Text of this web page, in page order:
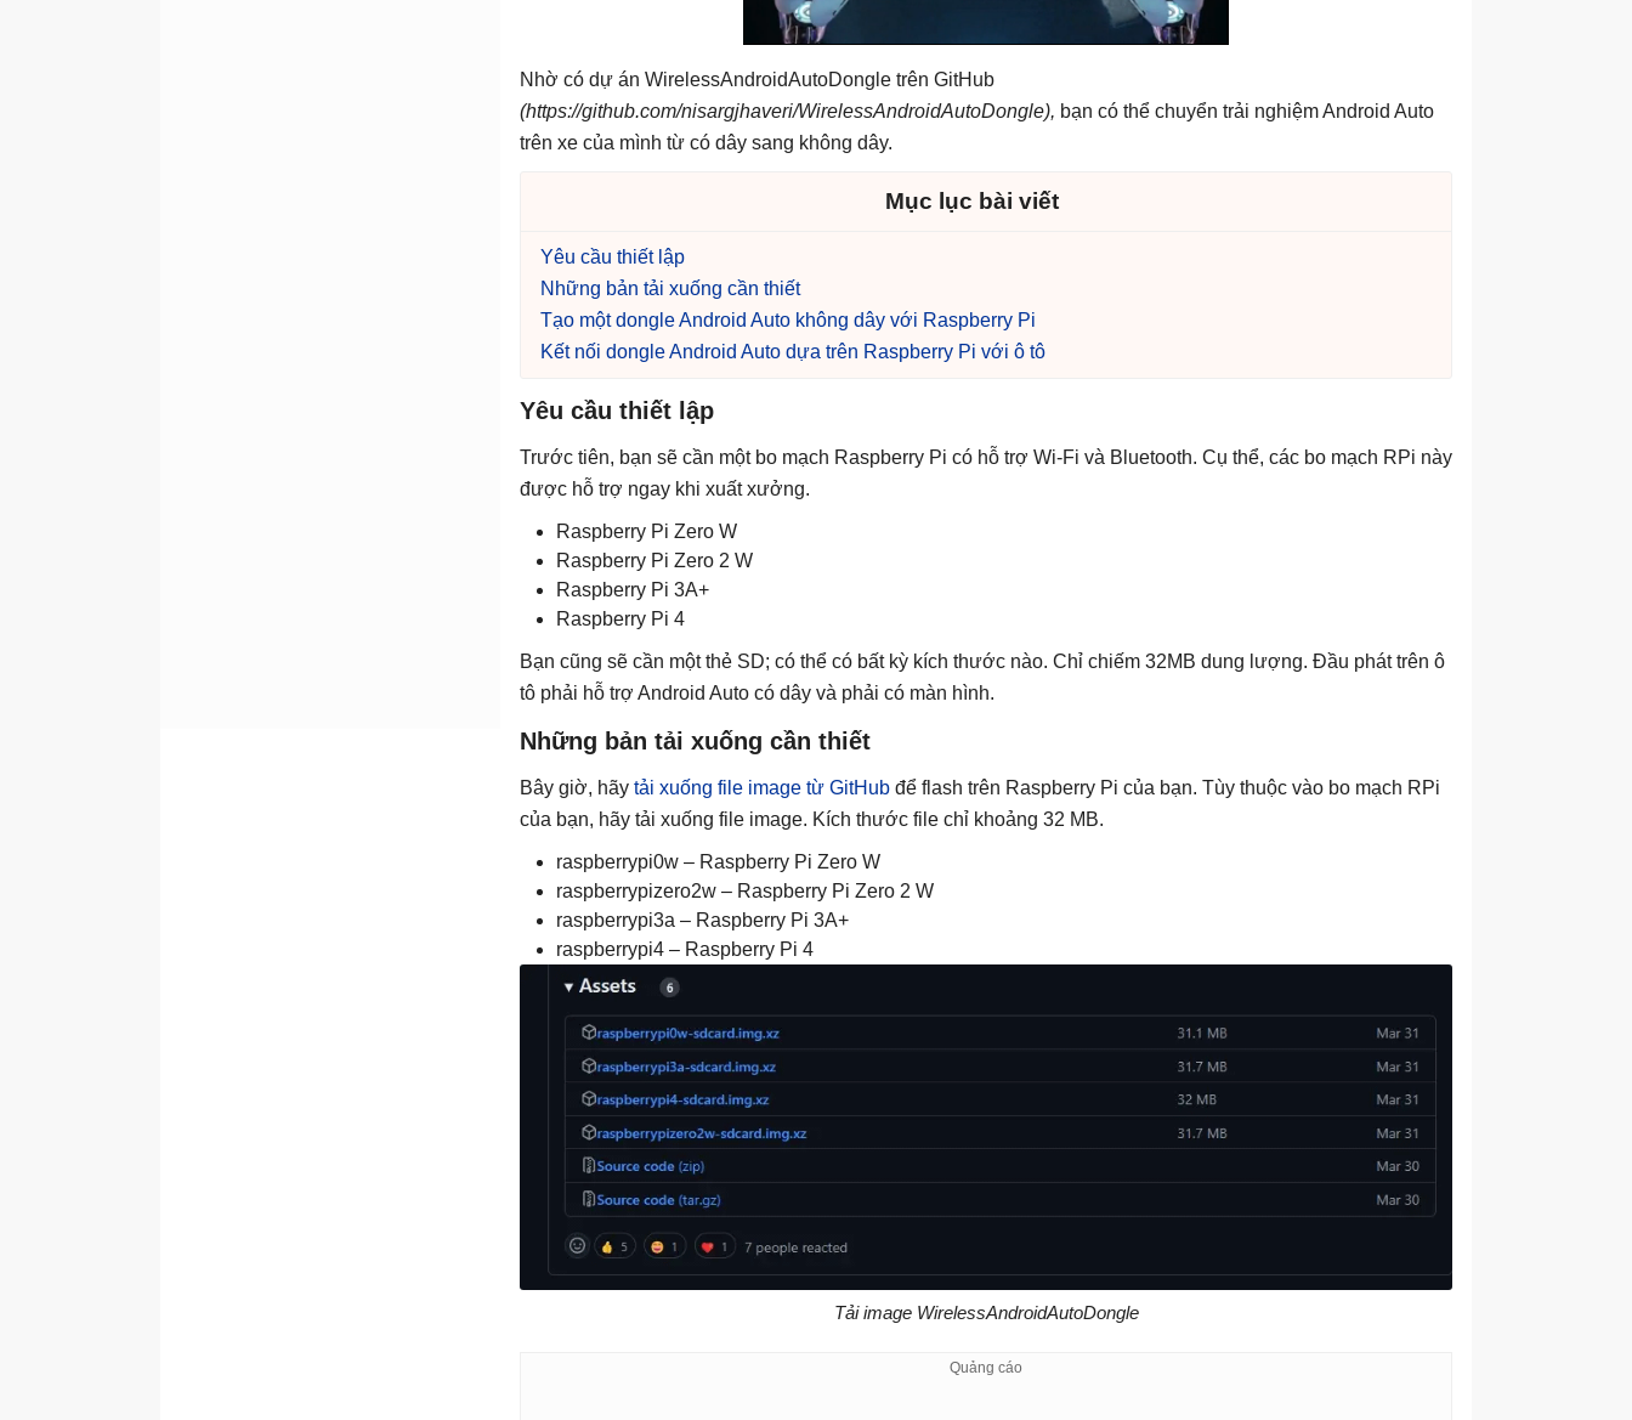
Nhờ có dự án WirelessAndroidAutoDongle trên GitHub
(https://github.com/nisargjhaveri/WirelessAndroidAutoDongle), bạn có thể chuyển trải nghiệm Android Auto
trên xe của mình từ có dây sang không dây.
Mục lục bài viết
Yêu cầu thiết lập
Những bản tải xuống cần thiết
Tạo một dongle Android Auto không dây với Raspberry Pi
Kết nối dongle Android Auto dựa trên Raspberry Pi với ô tô
Yêu cầu thiết lập
Trước tiên, bạn sẽ cần một bo mạch Raspberry Pi có hỗ trợ Wi-Fi và Bluetooth. Cụ thể, các bo mạch RPi này
được hỗ trợ ngay khi xuất xưởng.
Raspberry Pi Zero W
Raspberry Pi Zero 2 W
Raspberry Pi 3A+
Raspberry Pi 4
Bạn cũng sẽ cần một thẻ SD; có thể có bất kỳ kích thước nào. Chỉ chiếm 32MB dung lượng. Đầu phát trên ô
tô phải hỗ trợ Android Auto có dây và phải có màn hình.
Những bản tải xuống cần thiết
Bây giờ, hãy tải xuống file image từ GitHub để flash trên Raspberry Pi của bạn. Tùy thuộc vào bo mạch RPi
của bạn, hãy tải xuống file image. Kích thước file chỉ khoảng 32 MB.
raspberrypi0w – Raspberry Pi Zero W
raspberrypizero2w – Raspberry Pi Zero 2 W
raspberrypi3a – Raspberry Pi 3A+
raspberrypi4 – Raspberry Pi 4
Tải image WirelessAndroidAutoDongle